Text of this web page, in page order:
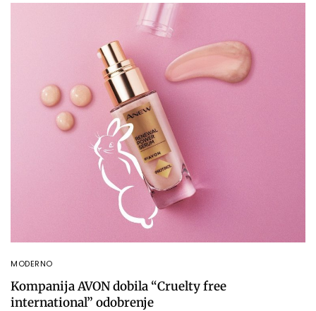
MODERNO
Kompanija AVON dobila “Cruelty free
international” odobrenje